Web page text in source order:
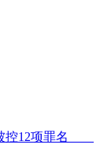
控12项罪名